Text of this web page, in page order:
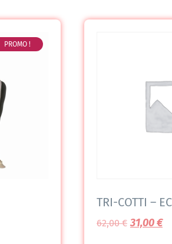
PROMO !
TRI-COTTI –
62,00€ 31,00€